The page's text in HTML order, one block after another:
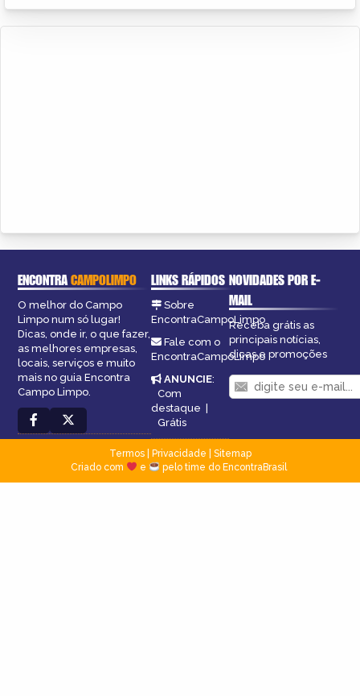
ENCONTRACAMPOLIMPO
O melhor do Campo
Limpo num só lugar!
Dicas, onde ir, o que fazer,
as melhores empresas,
locais, serviços e muito
mais no guia Encontra
Campo Limpo.
LINKS RÁPIDOS
Sobre
EncontraCampoLimpo
Fale com o
EncontraCampoLimpo
ANUNCIE:
Com
destaque |
Grátis
NOVIDADES POR E-
MAIL
Receba grátis as
principais notícias,
dicas e promoções
Termos| Privacidade
Sitemap
Criado com
e pelo time do EncontraBrasil